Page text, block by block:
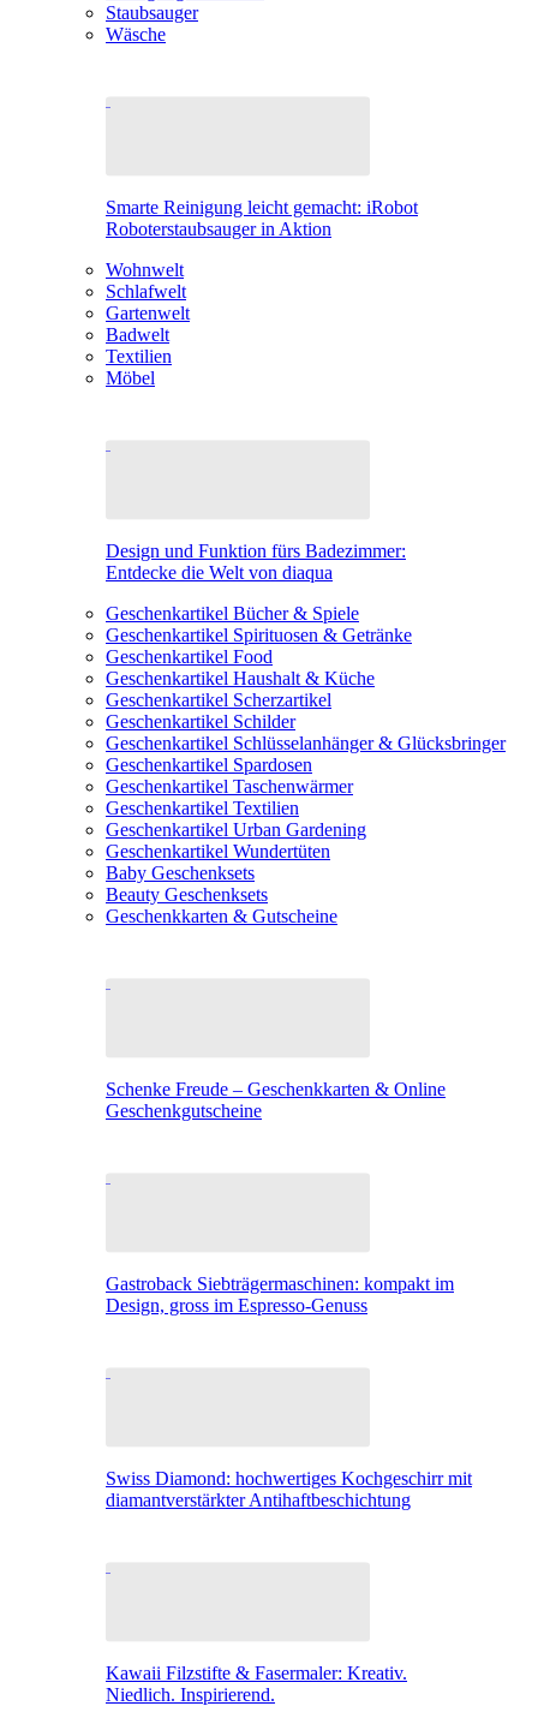
Staubsauger
Wäsche
Smarte Reinigung leicht gemacht: iRobot
Roboterstaubsauger in Aktion
Wohnwelt
Schlafwelt
Gartenwelt
Badwelt
Textilien
Möbel
Design und Funktion fürs Badezimmer:
Entdecke die Welt von diaqua
Geschenkartikel Bücher & Spiele
Geschenkartikel Spirituosen & Getränke
Geschenkartikel Food
Geschenkartikel Haushalt & Küche
Geschenkartikel Scherzartikel
Geschenkartikel Schilder
Geschenkartikel Schlüsselanhänger & Glücksbringer
Geschenkartikel Spardosen
Geschenkartikel Taschenwärmer
Geschenkartikel Textilien
Geschenkartikel Urban Gardening
Geschenkartikel Wundertüten
Baby Geschenksets
Beauty Geschenksets
Geschenkkarten & Gutscheine
Schenke Freude – Geschenkkarten & Online
Geschenkgutscheine
Gastroback Siebträgermaschinen: kompakt im
Design, gross im Espresso-Genuss
Swiss Diamond: hochwertiges Kochgeschirr mit
diamantverstärkter Antihaftbeschichtung
Kawaii Filzstifte & Fasermaler: Kreativ.
Niedlich. Inspirierend.